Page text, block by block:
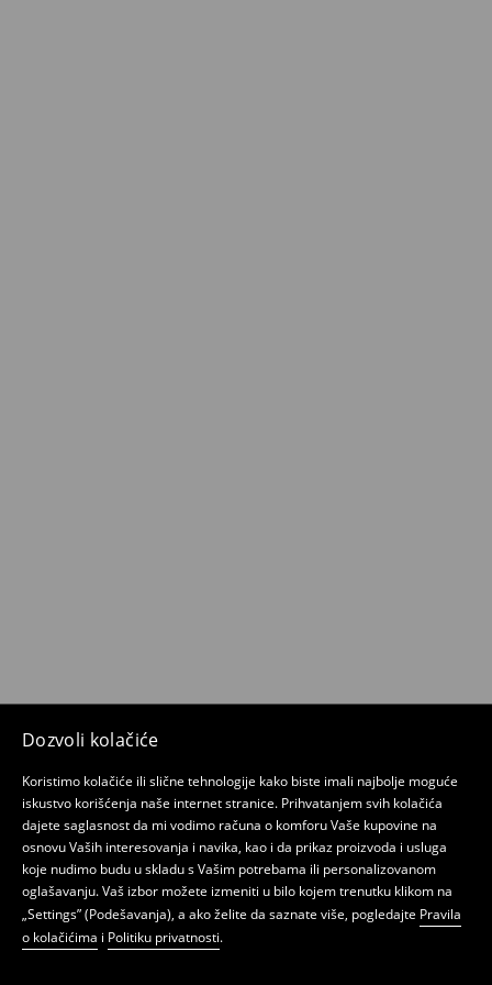
Dozvoli kolačiće
Koristimo kolačiće ili slične tehnologije kako biste imali najbolje moguće
iskustvo korišćenja naše internet stranice. Prihvatanjem svih kolačića
dajete saglasnost da mi vodimo računa o komforu Vaše kupovine na
osnovu Vaših interesovanja i navika, kao i da prikaz proizvoda i usluga
koje nudimo budu u skladu s Vašim potrebama ili personalizovanom
oglašavanju. Vaš izbor možete izmeniti u bilo kojem trenutku klikom na
„Settings” (Podešavanja), a ako želite da saznate više, pogledajte Pravila
o kolačićima i Politiku privatnosti.